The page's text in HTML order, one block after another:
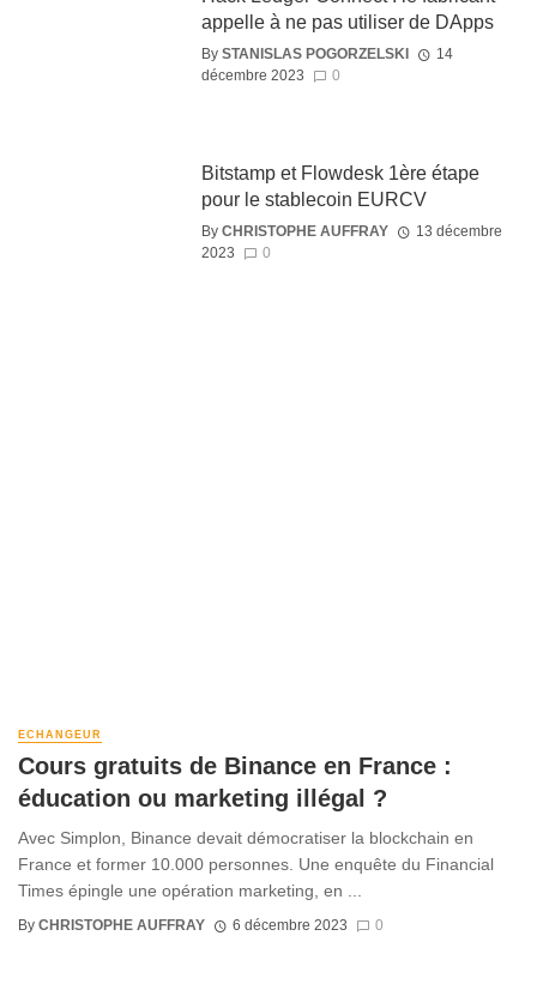
appelle à ne pas utiliser de DApps
By STANISLAS POGORZELSKI
14
décembre 2023
0
Bitstamp et Flowdesk 1ère étape
pour le stablecoin EURCV
By CHRISTOPHE AUFFRAY
13 décembre
2023
0
ECHANGEUR
Cours gratuits de Binance en France :
éducation ou marketing illégal ?
Avec Simplon, Binance devait démocratiser la blockchain en
France et former 10.000 personnes. Une enquête du Financial
Times épingle une opération marketing, en ...
By CHRISTOPHE AUFFRAY 6 décembre 2023 0